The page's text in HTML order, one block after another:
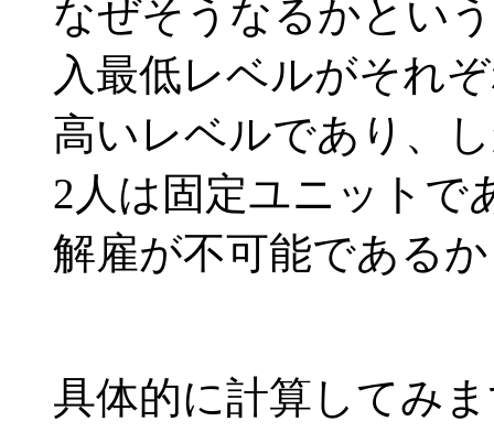
なぜそうなるかとい
入最低レベルがそれ
高いレベルであり、
2人は固定ユニットで
解雇が不可能である
具体的に計算してみ